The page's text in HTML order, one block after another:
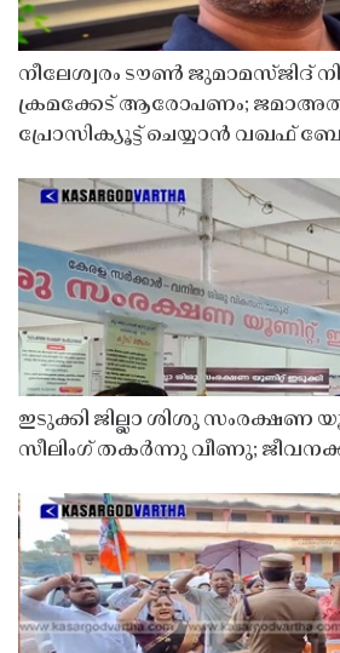
നീലേശ്വരം ടൗൺ ജുമാമസ്ജിദ്
ക്രമക്കേട് ആരോപണം;
പ്രോസിക്യൂട്ട് ചെയ്യാൻ വഖഫ്
ഇടുക്കി ജില്ലാ ശിശു സംരക്ഷണ
സീലിംഗ് തകർന്നു വീണു;